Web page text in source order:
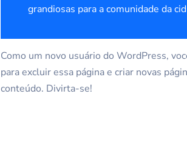
grandiosas para a comunidade da
Como um novo usuário do WordPress,
para excluir essa página e criar novas
conteúdo. Divirta-se!